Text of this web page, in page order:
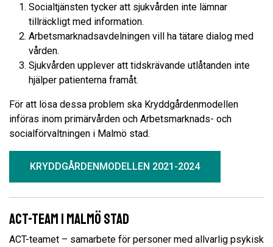
Socialtjänsten tycker att sjukvården inte lämnar
tillräckligt med information.
Arbetsmarknadsavdelningen vill ha tätare dialog med
vården.
Sjukvården upplever att tidskrävande utlåtanden inte
hjälper patienterna framåt.
För att lösa dessa problem ska Kryddgårdenmodellen
införas inom primärvården och Arbetsmarknads- och
socialförvaltningen i Malmö stad.
KRYDDGÅRDENMODELLEN 2021-2024
ACT-team i Malmö stad
ACT-teamet – samarbete för personer med allvarlig psykisk